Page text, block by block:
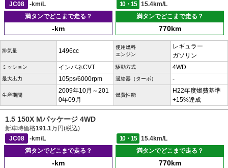
JC08
-km/L 10・15
15.4km/L
満タンでどこまで走る？
-km
満タンでどこまで走る？
770km
排気量 1496cc
使用燃料
エンジン
レギュラー
ガソリン
ミッション インパネCVT 駆動方式 4WD
最大出力 105ps/6000rpm 過給器（ターボ） -
生産期間
2009年10月～201
0年09月
燃費性能
H22年度燃費基準
+15%達成
1.5 150X Mパッケージ 4WD
新車時価格191.1万円(税込)
JC08
-km/L 10・15
15.4km/L
満タンでどこまで走る？
-km
満タンでどこまで走る？
770km